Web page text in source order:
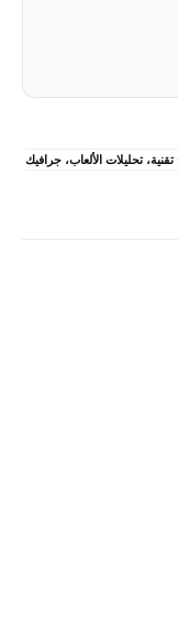
تحليلات الألعاب، جرافيك